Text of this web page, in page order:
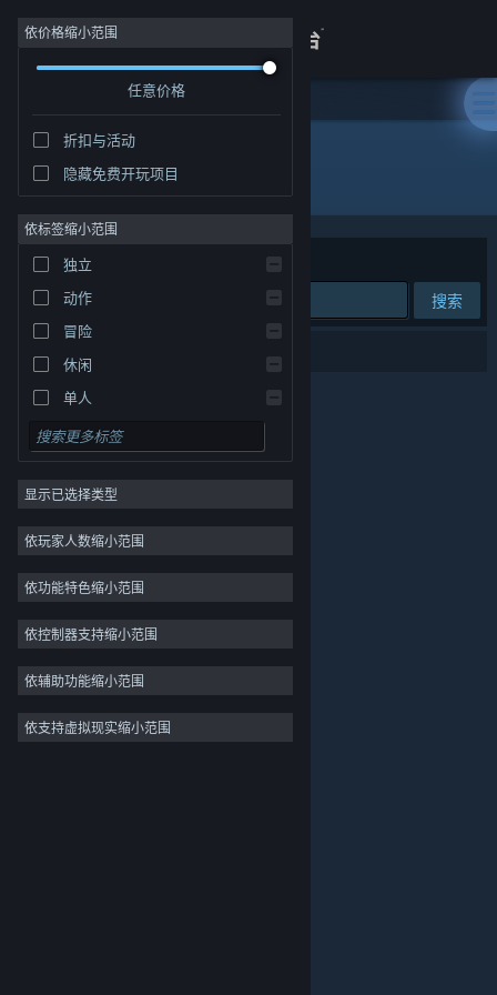
登录
关于
客服
关于蒸汽平台|退款政策|软件许可服务协议
个人信息保护政策|个人信息出境告知书|
依价格缩小范围
任意价格
折扣与活动
隐藏免费开玩项目
依标签缩小范围
独立
动作
冒险
休闲
单人
模拟
角色扮演
策略
2D
3D
免费开玩
氛围
剧情丰富
彩色
显示已选择类型
依玩家人数缩小范围
依功能特色缩小范围
依控制器支持缩小范围
依辅助功能缩小范围
依支持虚拟现实缩小范围
发行商: 深圳雷霆信息技术有限公司
排序依据 相关性
搜索
0 个匹配的搜索结果。